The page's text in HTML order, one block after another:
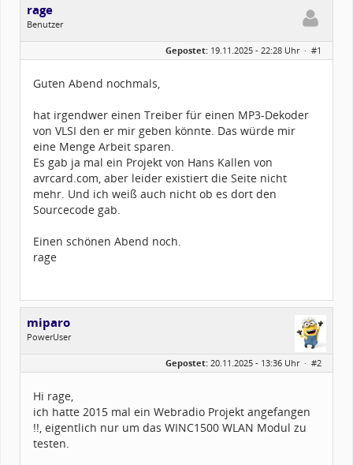
rage
Benutzer
Geschlecht:
keine Angabe
Homepage:
processanalytik.de
Dabei seit:
02 / 2007
Gepostet: 19.11.2025 - 22:28 Uhr · #1
Guten Abend nochmals,
hat irgendwer einen Treiber für einen MP3-Dekoder
von VLSI den er mir geben könnte. Das würde mir
eine Menge Arbeit sparen.
Es gab ja mal ein Projekt von Hans Kallen von
avrcard.com, aber leider existiert die Seite nicht
mehr. Und ich weiß auch nicht ob es dort den
Sourcecode gab.
Einen schönen Abend noch.
rage
miparo
PowerUser
Alter:
60
Dabei seit:
Gepostet: 20.11.2025 - 13:36 Uhr · #2
Hi rage,
ich hatte 2015 mal ein Webradio Projekt angefangen
!!, eigentlich nur um das WINC1500 WLAN Modul zu
testen.